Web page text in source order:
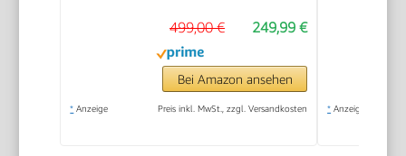
Regensensor | WiFi &
BT | App gesteuert |
35% Steigung | mit
Station, 9 Messer,
249,99 €
499,00 €
Bei Amazon ansehen
* Anzeige Preis inkl. MwSt., zzgl. Versandkosten * Anzeige